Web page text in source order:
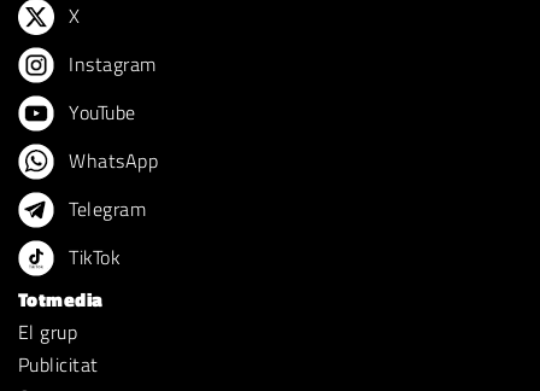
X
Instagram
YouTube
WhatsApp
Telegram
TikTok
Totmedia
El grup
Publicitat